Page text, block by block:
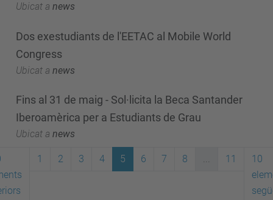
Ubicat a news
Dos exestudiants de l'EETAC al Mobile World
Congress
Ubicat a news
Fins al 31 de maig - Sol·licita la Beca Santander
Iberoamèrica per a Estudiants de Grau
Ubicat a news
1 2 3 4 5 6 7 8 ... 11
10